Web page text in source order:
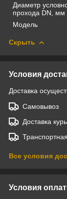
Диаметр
прохода DN, мм
Модель
Скрыть
Условия
Доставка
Самовывоз
Доставка
Все условия
Условия